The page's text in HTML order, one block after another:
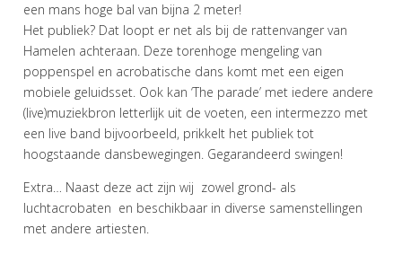
een mans hoge bal van bijna 2 meter!
Het publiek? Dat loopt er net als bij de rattenvanger van
Hamelen achteraan. Deze torenhoge mengeling van
poppenspel en acrobatische dans komt met een eigen
mobiele geluidsset. Ook kan ‘The parade’ met iedere andere
(live)muziekbron letterlijk uit de voeten, een intermezzo met
een live band bijvoorbeeld, prikkelt het publiek tot
hoogstaande dansbewegingen. Gegarandeerd swingen!
Extra… Naast deze act zijn wij zowel grond- als
luchtacrobaten en beschikbaar in diverse samenstellingen
met andere artiesten.